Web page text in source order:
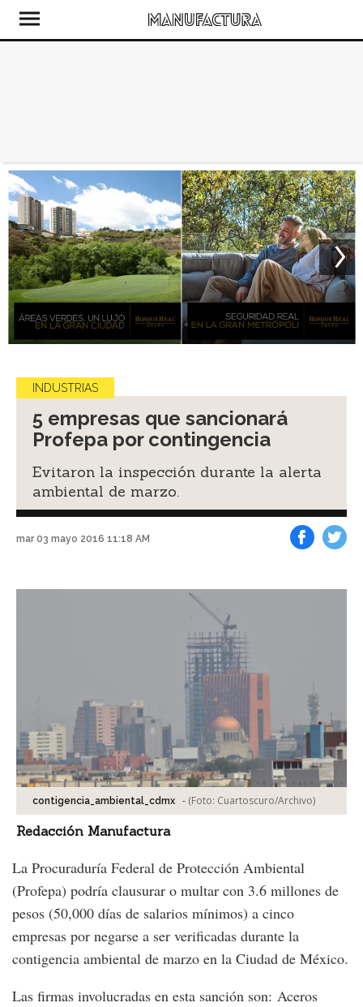
INDUSTRIAS
5 empresas que sancionará
Profepa por contingencia
Evitaron la inspección durante la alerta
ambiental de marzo.
mar 03 mayo 2016 11:18 AM
contigencia_ambiental_cdmx - (Foto: Cuartoscuro/Archivo)
Redacción Manufactura
La Procuraduría Federal de Protección Ambiental
(Profepa) podría clausurar o multar con 3.6 millones de
pesos (50,000 días de salarios mínimos) a cinco
empresas por negarse a ser verificadas durante la
contigencia ambiental de marzo en la Ciudad de México.
Las firmas involucradas en esta sanción son: Aceros